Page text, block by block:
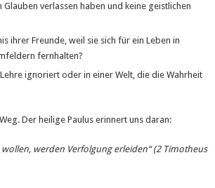
verlassen haben und keine geistlichen
ihrer Freunde, weil sie sich für ein Leben in
fernhalten?
ignoriert oder in einer Welt, die die Wahrheit
Der heilige Paulus erinnert uns daran:
werden Verfolgung erleiden“ (2 Timotheus